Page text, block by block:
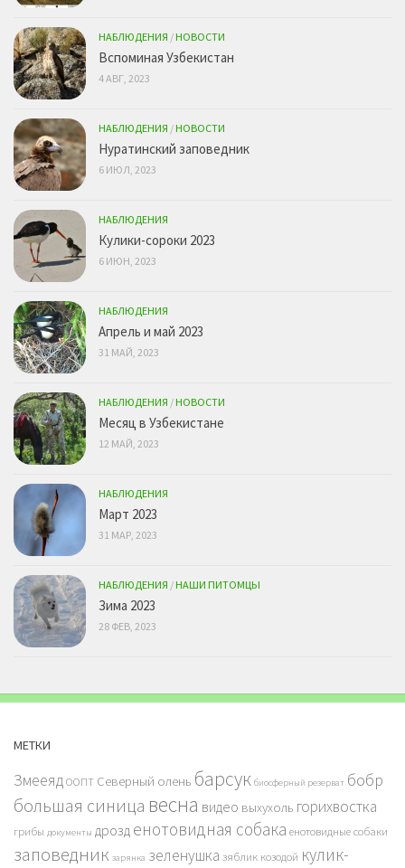
НАБЛЮДЕНИЯ /НОВОСТИ
Вспоминая Узбекистан
4 АВГ, 2023
НАБЛЮДЕНИЯ /НОВОСТИ
Нуратинский заповедник
6 ИЮЛ, 2023
НАБЛЮДЕНИЯ
Кулики-сороки 2023
6 ИЮН, 2023
НАБЛЮДЕНИЯ
Апрель и май 2023
31 МАЙ, 2023
НАБЛЮДЕНИЯ /НОВОСТИ
Месяц в Узбекистане
12 МАЙ, 2023
НАБЛЮДЕНИЯ
Март 2023
31 МАР, 2023
НАБЛЮДЕНИЯ /НАШИ ПИТОМЦЫ
Зима 2023
28 ФЕВ, 2023
МЕТКИ
ЗмееядООПТ Северный олень барсук биосферный резерват бобр
большая синица весна видео выхухоль горихвостка
грибы документы дрозд енотовидная собака енотовидные собаки
заповедник зарянка зеленушка зяблик козодой кулик-